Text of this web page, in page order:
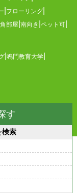
フローリング
角部屋 南向き ペット可
鳴門教育大学
す
検索